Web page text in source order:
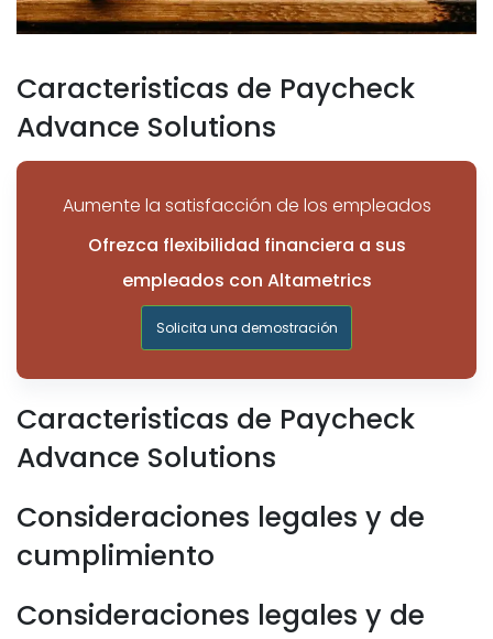
Caracteristicas de Paycheck
Advance Solutions
Aumente la satisfacción de los empleados
Ofrezca flexibilidad financiera a sus
empleados con Altametrics
Solicita una demostración
Caracteristicas de Paycheck
Advance Solutions
Consideraciones legales y de
cumplimiento
Consideraciones legales y de